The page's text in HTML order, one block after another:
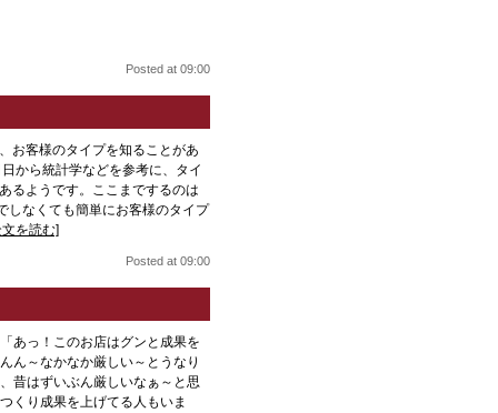
Posted at 09:00
お客様のタイプを知ることがあ
から統計学などを参考に、タイ
るようです。ここまでするのは
なくても簡単にお客様のタイプ
文を読む]
Posted at 09:00
あっ！このお店はグンと成果を
ん～なかなか厳しい～とうなり
昔はずいぶん厳しいなぁ～と思
くり成果を上げてる人もいま